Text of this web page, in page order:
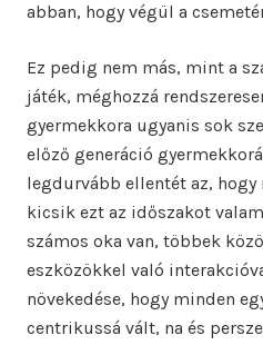
abban, hogy végül a
Ez pedig nem más, mint a
játék, méghozzá
gyermekkora ugyanis sok
előző generáció
legdurvább ellentét az,
kicsik ezt az időszakot
számos oka van, többek
eszközökkel való
növekedése, hogy minden
centrikussá vált, na és